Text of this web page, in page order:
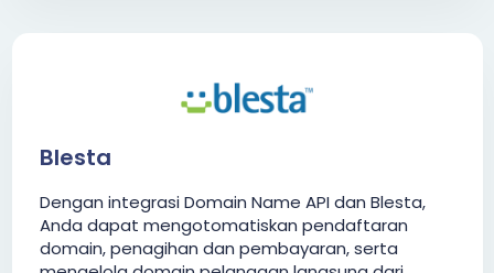
Blesta
Dengan integrasi Domain Name API dan Blesta,
Anda dapat mengotomatiskan pendaftaran
domain, penagihan dan pembayaran, serta